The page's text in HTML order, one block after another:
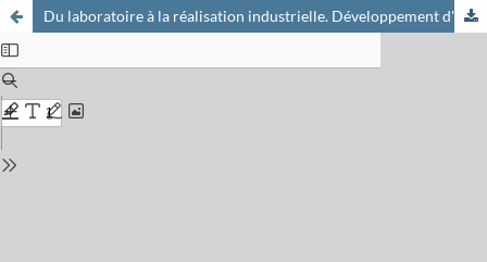
Du laboratoire à la réalisation industrielle. Développement d'un filtre clarificateur à fibres linéaires à I'Ecole d'Ingénieurs du Valais (EIV)